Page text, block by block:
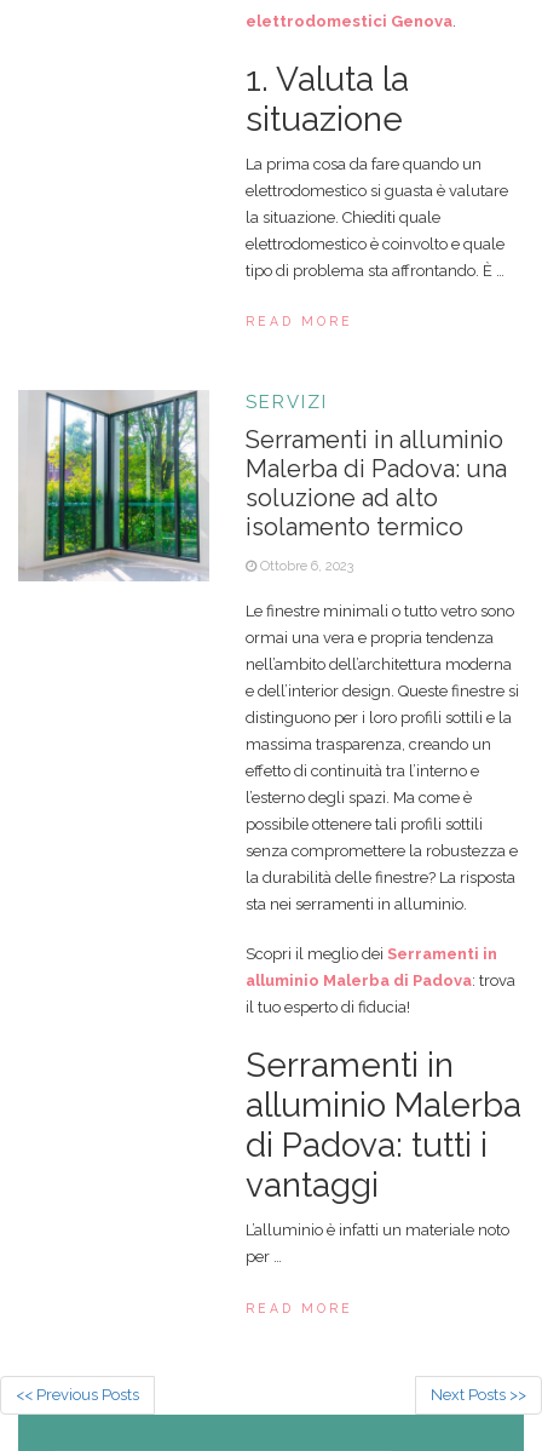
elettrodomestici Genova
1. Valuta la
situazione
La prima cosa da fare quando un
elettrodomestico si guasta è valutare
la situazione. Chiediti quale
elettrodomestico è coinvolto e quale
tipo di problema sta affrontando. È …
READ MORE
SERVIZI
Serramenti in alluminio
Malerba di Padova: una
soluzione ad alto
isolamento termico
Ottobre 6, 2023
Le finestre minimali o tutto vetro sono
ormai una vera e propria tendenza
nell’ambito dell’architettura moderna
e dell’interior design. Queste finestre si
distinguono per i loro profili sottili e la
massima trasparenza, creando un
effetto di continuità tra l’interno e
l’esterno degli spazi. Ma come è
possibile ottenere tali profili sottili
senza compromettere la robustezza e
la durabilità delle finestre? La risposta
sta nei serramenti in alluminio.
Scopri il meglio dei Serramenti in
alluminio Malerba di Padova: trova
il tuo esperto di fiducia!
Serramenti in
alluminio Malerba
di Padova: tutti i
vantaggi
L’alluminio è infatti un materiale noto
per …
READ MORE
<< Previous Posts Next Posts >>